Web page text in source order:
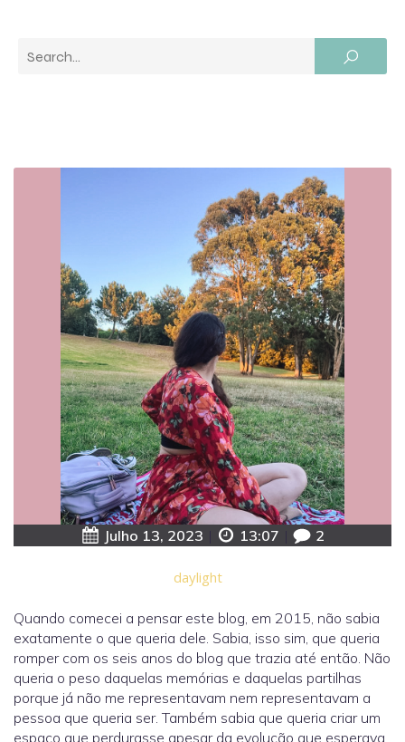
Julho 13, 2023 13:07 2
daylight
Quando comecei a pensar este blog, em 2015, não sabia
exatamente o que queria dele. Sabia, isso sim, que queria
romper com os seis anos do blog que trazia até então. Não
queria o peso daquelas memórias e daquelas partilhas
porque já não me representavam nem representavam a
pessoa que queria ser. Também sabia que queria criar um
espaço que perdurasse apesar da evolução que esperava